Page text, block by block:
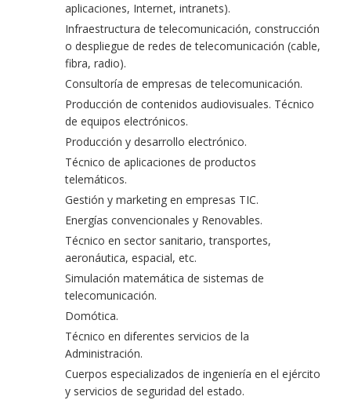
aplicaciones, Internet, intranets).
Infraestructura de telecomunicación, construcción
o despliegue de redes de telecomunicación (cable,
fibra, radio).
Consultoría de empresas de telecomunicación.
Producción de contenidos audiovisuales. Técnico
de equipos electrónicos.
Producción y desarrollo electrónico.
Técnico de aplicaciones de productos
telemáticos.
Gestión y marketing en empresas TIC.
Energías convencionales y Renovables.
Técnico en sector sanitario, transportes,
aeronáutica, espacial, etc.
Simulación matemática de sistemas de
telecomunicación.
Domótica.
Técnico en diferentes servicios de la
Administración.
Cuerpos especializados de ingeniería en el ejército
y servicios de seguridad del estado.